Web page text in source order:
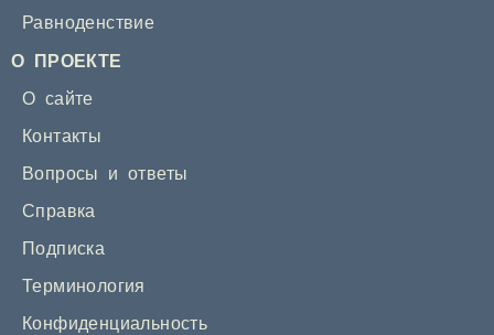
Равноденствие
О ПРОЕКТЕ
О сайте
Контакты
Вопросы и ответы
Справка
Подписка
Терминология
Конфиденциальность